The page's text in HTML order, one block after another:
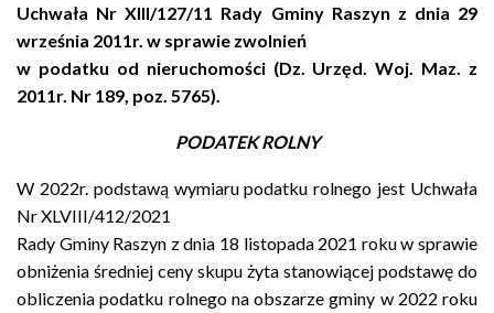
Uchwała Nr XIII/127/11 Rady Gminy Raszyn z dnia 29
września 2011r. w sprawie zwolnień
w podatku od nieruchomości (Dz. Urzęd. Woj. Maz. z
2011r. Nr 189, poz. 5765).
PODATEK ROLNY
W 2022r. podstawą wymiaru podatku rolnego jest Uchwała
Nr XLVIII/412/2021
Rady Gminy Raszyn z dnia 18 listopada 2021 roku w sprawie
obniżenia średniej ceny skupu żyta stanowiącej podstawę do
obliczenia podatku rolnego na obszarze gminy w 2022 roku